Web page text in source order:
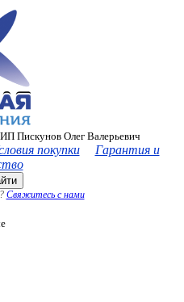
Пискунов Олег Валерьевич
покупки
Гарантия и
Свяжитесь с нами